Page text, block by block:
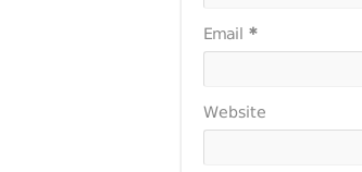
Email *
Website